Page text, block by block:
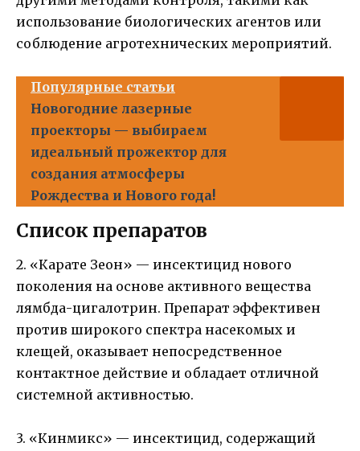
использование биологических агентов или
соблюдение агротехнических мероприятий.
Популярные статьи
Новогодние лазерные
проекторы — выбираем
идеальный прожектор для
создания атмосферы
Рождества и Нового года!
Список препаратов
2. «Карате Зеон» — инсектицид нового
поколения на основе активного вещества
лямбда-цигалотрин. Препарат эффективен
против широкого спектра насекомых и
клещей, оказывает непосредственное
контактное действие и обладает отличной
системной активностью.
3. «Кинмикс» — инсектицид, содержащий